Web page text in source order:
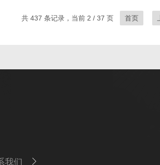
共 437 条记录，当前 2 / 37 页 首页
我们